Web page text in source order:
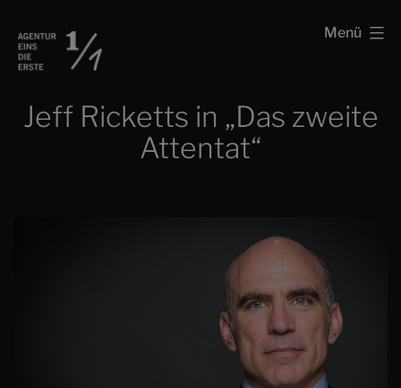
Inhalt
springen
Schauspielagentur
Agentur
die
Menü
Jeff Ricketts in „Das zweite
Attentat“